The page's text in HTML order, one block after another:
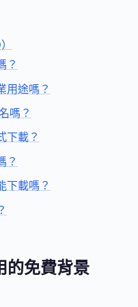
？
用途嗎？
嗎？
下載？
？
下載嗎？
的免費背景